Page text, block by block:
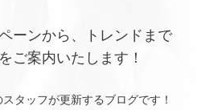
ーンから、トレンドまで
ご案内いたします！
タッフが更新するブログです！